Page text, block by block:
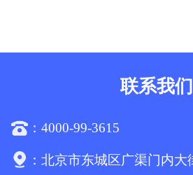
联系我们
：4000-99-3615
：北京市东城区广渠门内大